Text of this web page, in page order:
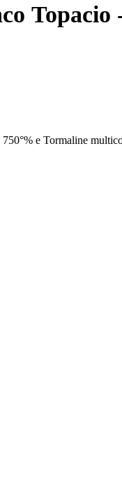
Topacio
e Tormaline